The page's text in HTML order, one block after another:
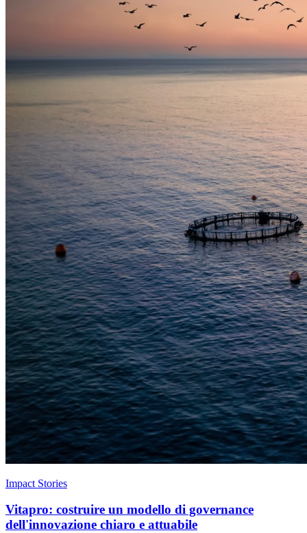
Impact Stories
Vitapro: costruire un modello di governance
dell'innovazione chiaro e attuabile